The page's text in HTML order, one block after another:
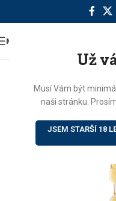
Už
Musí Vám být
naši stránku.
JSEM STARŠÍ 18
MENU